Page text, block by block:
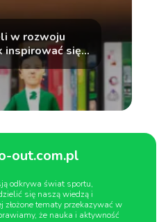
w rozwoju
inspirować się
out.com.pl
odkrywa świat sportu,
się naszą wiedzą i
tematy przekazywać w
że nauka i aktywność